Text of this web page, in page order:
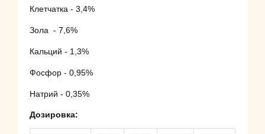
Клетчатка - 3,4%
Зола - 7,6%
Кальций - 1,3%
Фосфор - 0,95%
Натрий - 0,35%
Дозировка: